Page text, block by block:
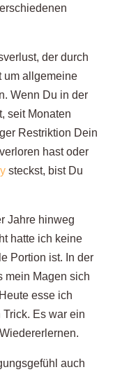
„Magen voll“
Essstörung
in den
verzögert ist
das
der durch
um allgemeine
Wenn Du in der
seit Monaten
Restriktion Dein
hast oder
steckst, bist Du
Jahre hinweg
hatte ich keine
Portion ist. In der
mein Magen sich
esse ich
Es war ein
auch